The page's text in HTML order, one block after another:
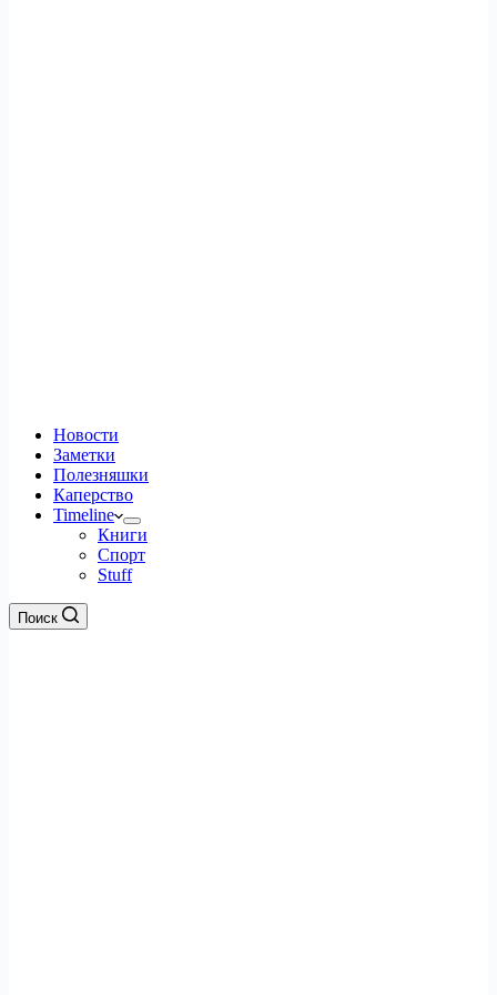
Новости
Заметки
Полезняшки
Каперство
Timeline
Книги
Спорт
Stuff
Поиск